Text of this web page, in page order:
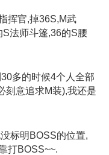
官,掉36S,M武
法师斗篷,36的S腰
多的时候4个人全部
刻意追求M装),我还是
标明BOSS的位置,
打BOSS~~.